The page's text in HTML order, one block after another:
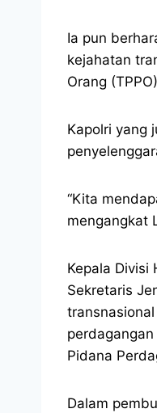
Ia pun
kejahatan
Orang
Kapolri yang
“Kita
mengangkat
Kepala Divisi
Sekretaris
Pidana
Dalam